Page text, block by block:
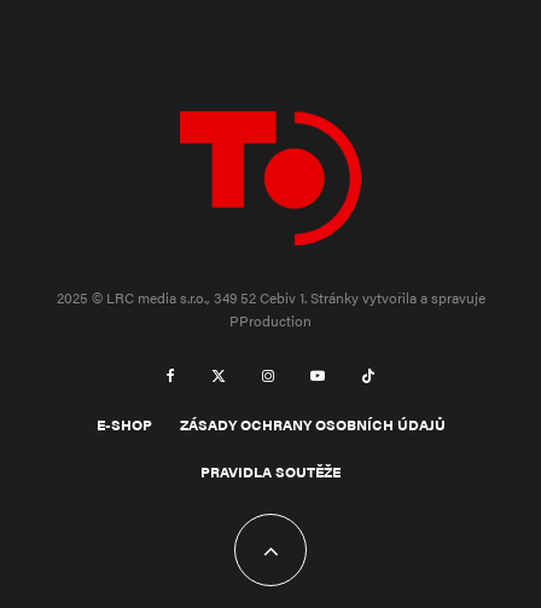
2025 © LRC media s.r.o., 349 52 Cebiv 1.Stránky vytvořila a spravuje
PProduction
E-SHOP ZÁSADY OCHRANY OSOBNÍCH ÚDAJŮ
PRAVIDLA SOUTĚŽE